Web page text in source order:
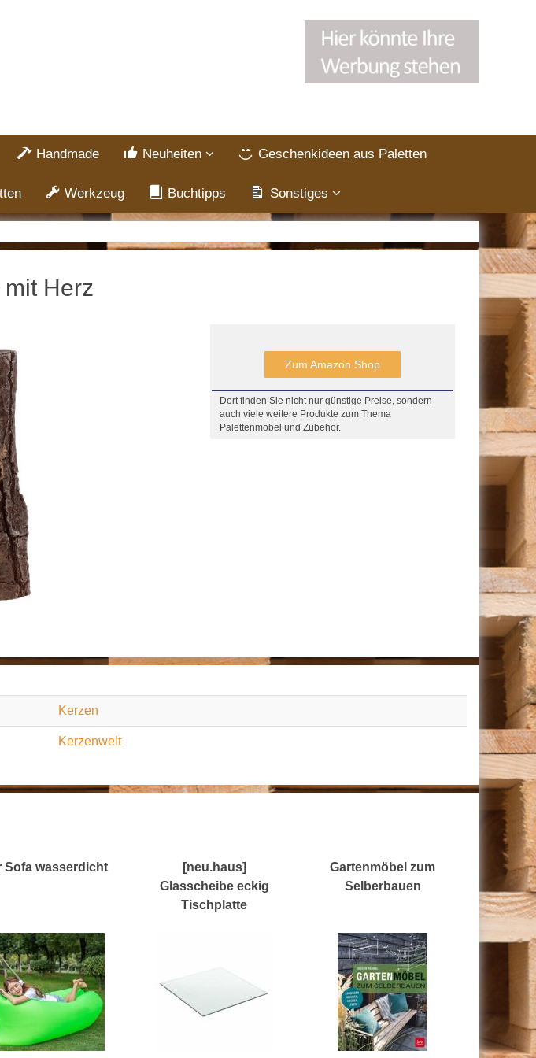
Handmade Neuheiten Geschenkideen aus Paletten
Werkzeug Buchtipps Sonstiges
Herz
Zum Amazon Shop
Dort finden Sie nicht nur günstige Preise, sondern
auch viele weitere Produkte zum Thema
Palettenmöbel und Zubehör.
Kerzen
Kerzenwelt
Sofa wasserdicht
[neu.haus]
Glasscheibe eckig
Tischplatte
Gartenmöbel zum
Selberbauen